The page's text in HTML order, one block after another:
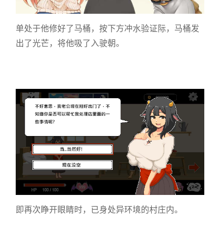
单处于他修好了马桶，按下方冲水验证际，马桶发
出了光芒，将他吸了入驶朝。
即再次睁开眼睛时，已身处异环境的村庄内。